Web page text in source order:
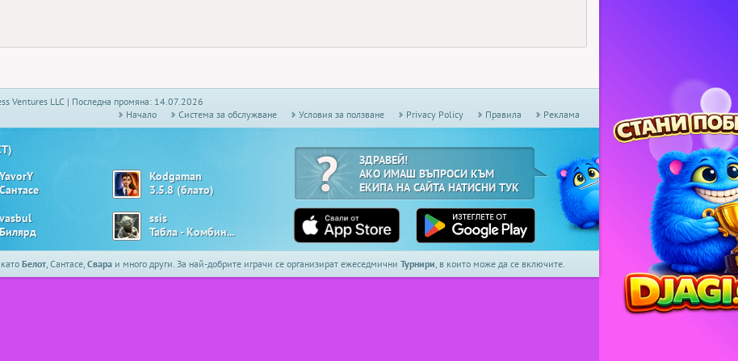
Ventures LLC | Последна промяна: 14.07.2026
Начало
Системa за обслужване Условия за ползване Privacy Policy Правила Реклама
YavorY
Сантасе
Kodgaman
3.5.8 (блато)
vasbul
Билярд
ssis
Табла - Комбинирана
ЗДРАВЕЙ!
АКО ИМАШ ВЪПРОСИ КЪМ
ЕКИПА НА САЙТА НАТИСНИ ТУК
Белот, Сантасе, Свара и много други. За най-добрите играчи се организират ежеседмични Турнири, в които може да се включите.